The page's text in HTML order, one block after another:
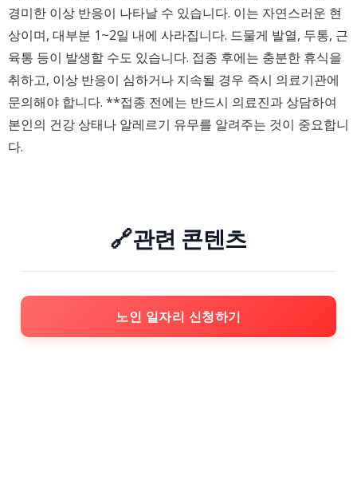
경미한 이상 반응이 나타날 수 있습니다. 이는 자연스러운 현
상이며, 대부분 1~2일 내에 사라집니다. 드물게 발열, 두통, 근
육통 등이 발생할 수도 있습니다. 접종 후에는 충분한 휴식을
취하고, 이상 반응이 심하거나 지속될 경우 즉시 의료기관에
문의해야 합니다. **접종 전에는 반드시 의료진과 상담하여
본인의 건강 상태나 알레르기 유무를 알려주는 것이 중요합니
다.
🔗관련 콘텐츠
노인 일자리 신청하기